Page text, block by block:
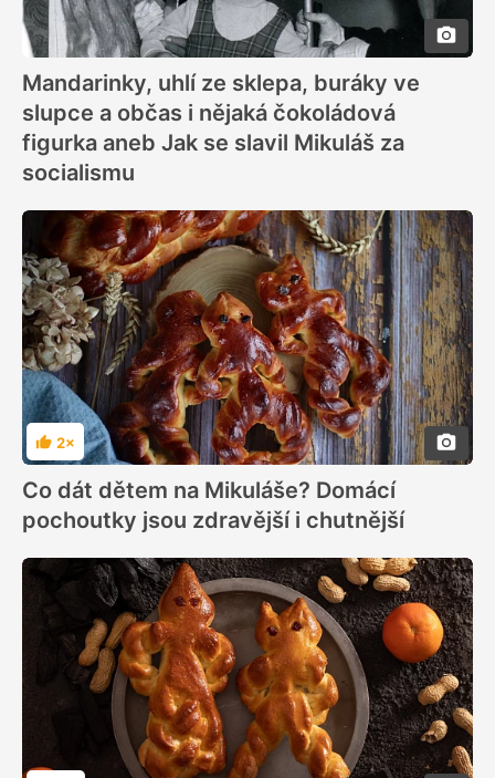
Mandarinky, uhlí ze sklepa, buráky ve
slupce a občas i nějaká čokoládová
figurka aneb Jak se slavil Mikuláš za
socialismu
Hodnocení
2×
Co dát dětem na Mikuláše? Domácí
pochoutky jsou zdravější i chutnější